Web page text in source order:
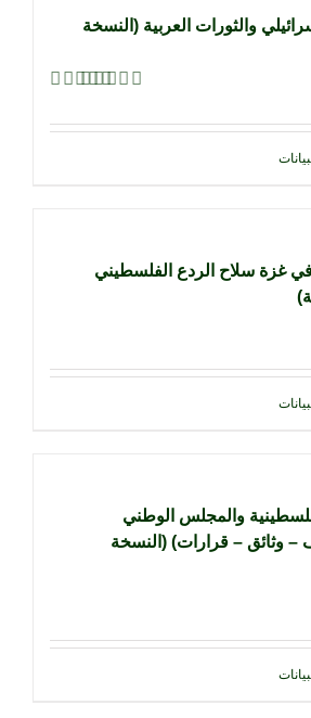
والثورات العربية (النسخة
4.00من
غزة سلاح الردع الفلسطيني
والمجلس الوطني
– وثائق – قرارات) (النسخة